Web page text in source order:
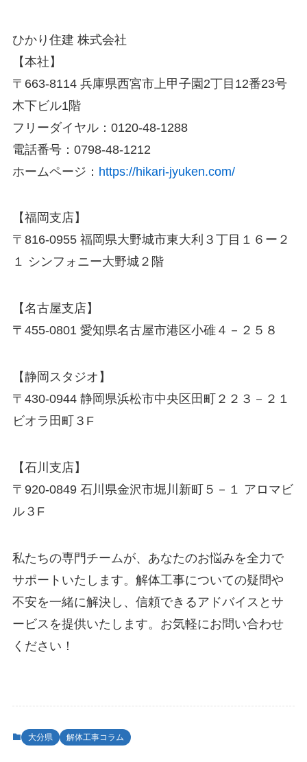
ひかり住建 株式会社
【本社】
〒663-8114 兵庫県西宮市上甲子園2丁目12番23号
木下ビル1階
フリーダイヤル：0120-48-1288
電話番号：0798-48-1212
ホームページ： https://hikari-jyuken.com/
【福岡支店】
〒816-0955 福岡県大野城市東大利３丁目１６ー２
１ シンフォニー大野城２階
【名古屋支店】
〒455-0801 愛知県名古屋市港区小碓４－２５８
【静岡スタジオ】
〒430-0944 静岡県浜松市中央区田町２２３－２１
ビオラ田町３F
【石川支店】
〒920-0849 石川県金沢市堀川新町５－１ アロマビ
ル３F
私たちの専門チームが、あなたのお悩みを全力で
サポートいたします。解体工事についての疑問や
不安を一緒に解決し、信頼できるアドバイスとサ
ービスを提供いたします。お気軽にお問い合わせ
ください！
大分県 解体工事コラム